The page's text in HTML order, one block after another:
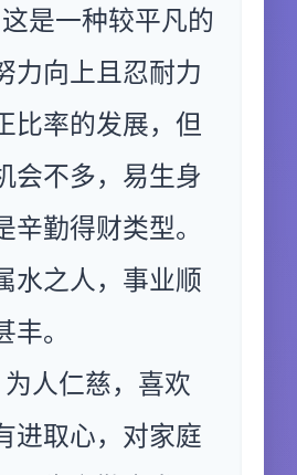
是一种较平凡的
力向上且忍耐力
比率的发展，但
会不多，易生身
辛勤得财类型。
水之人，事业顺
。
人仁慈，喜欢
进取心，对家庭